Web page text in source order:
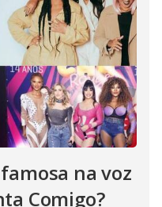
na voz
Comigo?